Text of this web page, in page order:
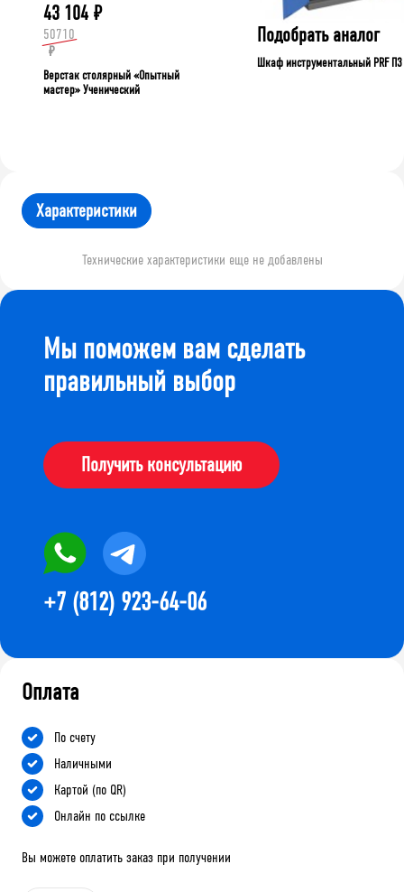
43 104 ₽
50710
₽
Верстак столярный «Опытный
мастер» Ученический
Подобрать аналог
Шкаф инструментальный PRF П3
Характеристики
Технические характеристики еще не добавлены
Мы поможем вам сделать
правильный выбор
Получить консультацию
+7 (812) 923-64-06
Оплата
По счету
Наличными
Картой (по QR)
Онлайн по ссылке
Вы можете оплатить заказ при получении